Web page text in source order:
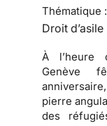
Thématique :
Droit d’asile
À
Genève
anniversaire
pierre
des